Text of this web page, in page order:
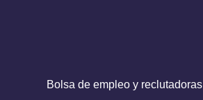
Bolsa de empleo y reclutadoras